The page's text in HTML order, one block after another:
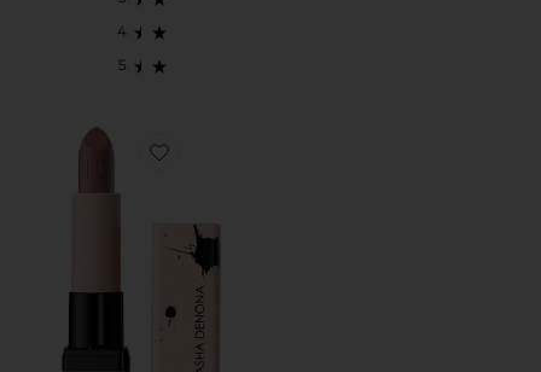
Favorite MY DREAM LIPSTICK 립스틱